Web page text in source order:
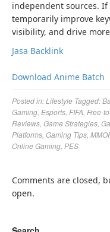
independent sources.
temporarily improve
visibility, and drive
Jasa Backlink
Download Anime Batch
Posted in:Lifestyle Tagged:
Gaming Esports FIFA Free-
Reviews Game Strategies
Platforms Gaming Tips
Online Gaming PES
Comments are closed,
open.